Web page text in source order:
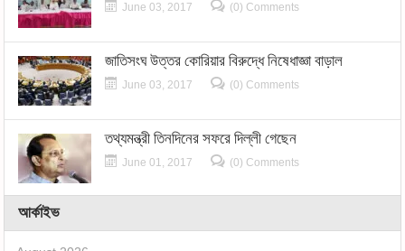
June 03, 2017 (0) Comments
জাতিসংঘ উত্তর কোরিয়ার বিরুদ্ধে নিষেধাজ্ঞা বাড়াল
June 03, 2017 (0) Comments
তথ্যমন্ত্রী তিনদিনের সফরে দিল্লী গেছেন
June 01, 2017 (0) Comments
আর্কাইভ